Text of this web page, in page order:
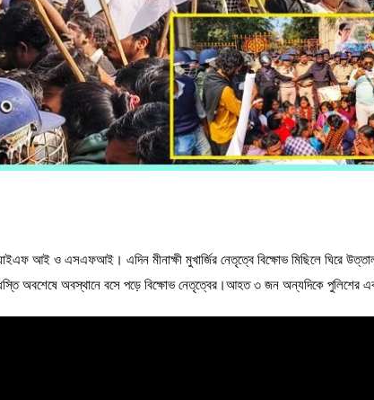
আই ও এসএফআই। এদিন মীনাক্ষী মুখার্জির নেতৃত্বে বিক্ষোভ মিছিলে ঘিরে
অবশেষে অবস্থানে বসে পড়ে বিক্ষোভ নেতৃত্বের।আহত ৩ জন অন্যদিকে পুলিশের